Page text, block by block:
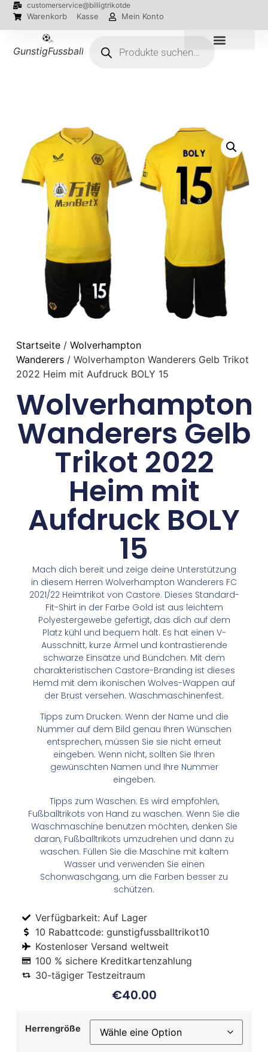
customerservice@billigtrikotde
Warenkorb Kasse Mein Konto
GunstigFussballTrikot
Startseite/ Wolverhampton
Wanderers/ Wolverhampton Wanderers Gelb Trikot
2022 Heim mit Aufdruck BOLY 15
Wolverhampton
Wanderers Gelb
Trikot 2022
Heim mit
Aufdruck BOLY
15
Mach dich bereit und zeige deine Unterstützung
in diesem Herren Wolverhampton Wanderers FC
2021/22 Heimtrikot von Castore. Dieses Standard-
Fit-Shirt in der Farbe Gold ist aus leichtem
Polyestergewebe gefertigt, das dich auf dem
Platz kühl und bequem hält. Es hat einen V-
Ausschnitt, kurze Ärmel und kontrastierende
schwarze Einsätze und Bündchen. Mit dem
charakteristischen Castore-Branding ist dieses
Hemd mit dem ikonischen Wolves-Wappen auf
der Brust versehen. Waschmaschinenfest.
Tipps zum Drucken: Wenn der Name und die
Nummer auf dem Bild genau Ihren Wünschen
entsprechen, müssen Sie sie nicht erneut
eingeben. Wenn nicht, sollten Sie Ihren
gewünschten Namen und Ihre Nummer
eingeben.
Tipps zum Waschen: Es wird empfohlen,
Fußballtrikots von Hand zu waschen. Wenn Sie die
Waschmaschine benutzen möchten, denken Sie
daran, Fußballtrikots umzudrehen und dann zu
waschen. Füllen Sie die Maschine mit kaltem
Wasser und verwenden Sie einen
Schonwaschgang, um die Farben besser zu
schützen.
Verfügbarkeit: Auf Lager
10 Rabattcode: gunstigfussballtrikot10
Kostenloser Versand weltweit
100 % sichere Kreditkartenzahlung
30-tägiger Testzeitraum
€40.00
Herrengröße